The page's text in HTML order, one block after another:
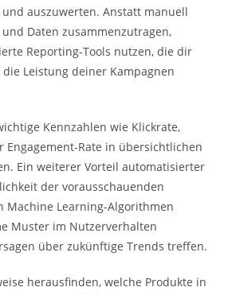
auszuwerten. Anstatt manuell
Daten zusammenzutragen,
Reporting-Tools nutzen, die dir
Leistung deiner Kampagnen
Kennzahlen wie Klickrate,
Engagement-Rate in übersichtlichen
Ein weiterer Vorteil automatisierter
der vorausschauenden
Machine Learning-Algorithmen
Muster im Nutzerverhalten
über zukünftige Trends treffen.
herausfinden, welche Produkte in